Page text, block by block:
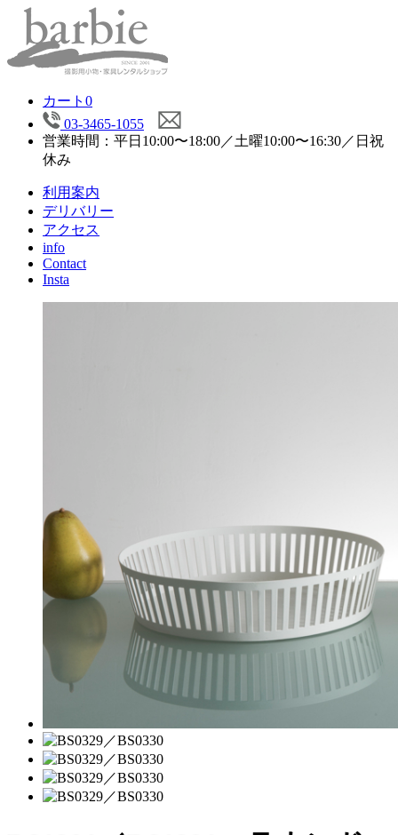
カート 0
03-3465-1055
営業時間：平日10:00〜18:00／土曜10:00〜16:30／日祝
休み
利用案内
デリバリー
アクセス
info
Contact
Insta